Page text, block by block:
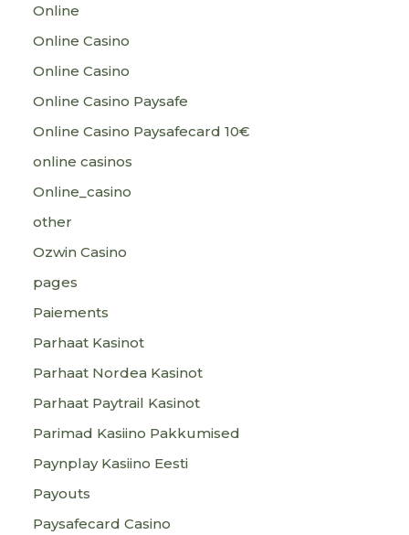
Online
Online Casino
Online Casino
Online Casino Paysafe
Online Casino Paysafecard 10€
online casinos
Online_casino
other
Ozwin Casino
pages
Paiements
Parhaat Kasinot
Parhaat Nordea Kasinot
Parhaat Paytrail Kasinot
Parimad Kasiino Pakkumised
Paynplay Kasiino Eesti
Payouts
Paysafecard Casino